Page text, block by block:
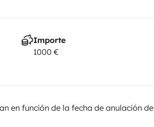
Importe
1000 €
en función de la fecha de anulación de